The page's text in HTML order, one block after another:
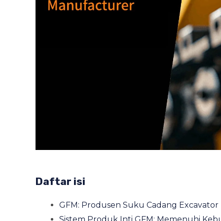
Daftar isi
GFM: Produsen Suku Cadang Excavator
Sistem Produk Inti GFM: Memenuhi